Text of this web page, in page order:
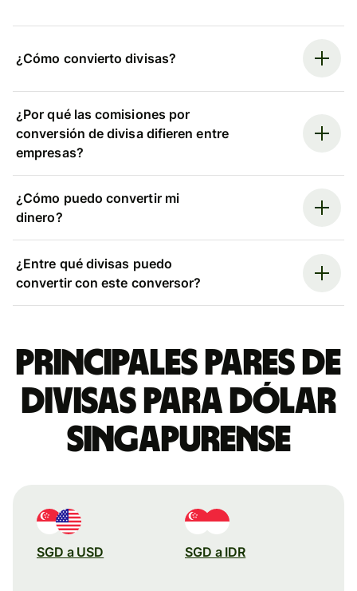
¿Cómo convierto divisas?
¿Por qué las comisiones por
conversión de divisa difieren entre
empresas?
¿Cómo puedo convertir mi
dinero?
¿Entre qué divisas puedo
convertir con este conversor?
Principales pares de
divisas para dólar
singapurense
SGD a USD SGD a IDR